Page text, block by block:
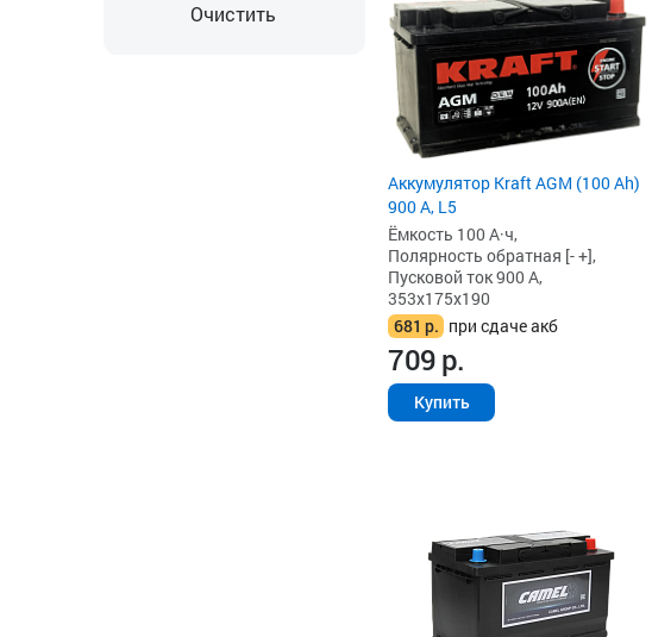
Очистить
Аккумулятор Kraft AGM (100 Ah)
900 А, L5
Ёмкость 100 А·ч,
Полярность обратная [- +],
Пусковой ток 900 А,
353x175x190
681 р. при сдаче акб
709р.
Купить